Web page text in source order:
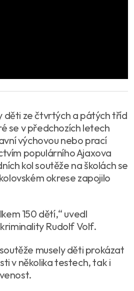
děti ze čtvrtých a pátých tříd
se v předchozích letech
výchovou nebo prací
populárního Ajaxova
kol soutěže na školách se
okrese zapojilo
150 dětí,“ uvedl
Rudolf Volf.
musely děti prokázat
v několika testech, tak i